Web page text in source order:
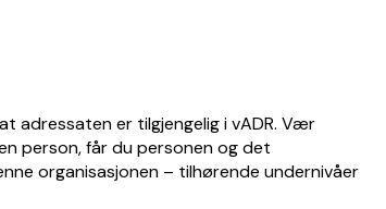
adressaten er tilgjengelig i vADR. Vær
person, får du personen og det
organisasjonen – tilhørende undernivåer